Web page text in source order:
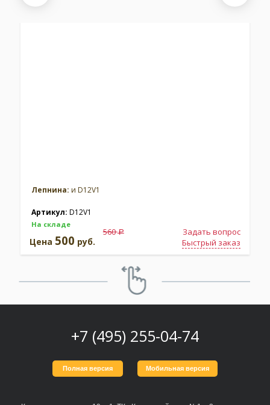
Лепнина: и D12V1
Артикул: D12V1
На складе
Задать вопрос
Быстрый заказ
Цена 500 руб.
560a
+7 (495) 255-04-74
Полная версия Мобильная версия